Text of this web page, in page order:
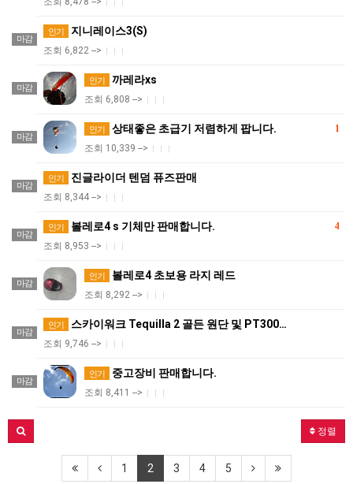
마감
인기 지니레이스3(S)
조회 6,822 --> | | |
마감
인기 까레라xs
조회 6,808 --> | | |
마감
1
인기 상태좋은 초급기 저렴하게 팝니다.
조회 10,339 --> | | |
마감
인기 진글라이더 텐덤 퓨즈판매
조회 8,344 --> | | |
마감
4
인기 볼레로4 s 기체만 판매합니다.
조회 8,953 --> | | |
마감
인기 볼레로4 초보용 라지 레드
조회 8,292 --> | | |
마감
인기 스카이워크 Tequilla 2 골든 원단 및 PT300…
조회 9,746 --> | | |
마감
인기 중고장비 판매합니다.
조회 8,411 --> | | |
정렬
1 2 3 4 5